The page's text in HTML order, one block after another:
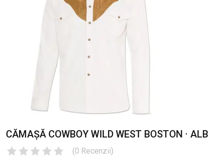
CĂMAȘĂ COWBOY WILD WEST BOSTON · ALB
(0 Recenzii)